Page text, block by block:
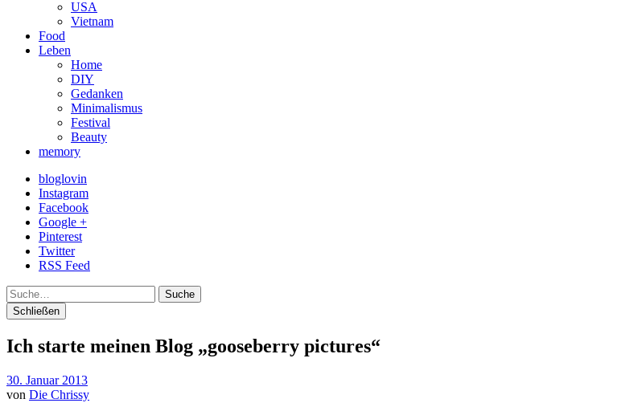
USA
Vietnam
Food
Leben
Home
DIY
Gedanken
Minimalismus
Festival
Beauty
memory
bloglovin
Instagram
Facebook
Google +
Pinterest
Twitter
RSS Feed
Suche
Schließen
Ich starte meinen Blog „gooseberry pictures“
30. Januar 2013
von Die Chrissy